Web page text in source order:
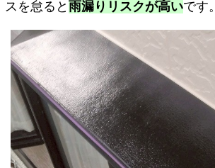
スを怠ると 雨漏りリスクが高いです。